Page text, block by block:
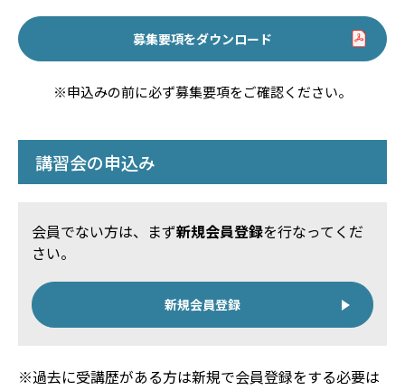
募集要項をダウンロード
※申込みの前に必ず募集要項をご確認ください。
講習会の申込み
会員でない方は、まず新規会員登録を行なってくだ
さい。
新規会員登録
※過去に受講歴がある方は新規で会員登録をする必要は